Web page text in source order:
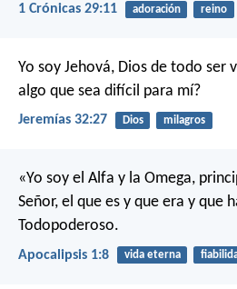
1 Crónicas 29:11 adoración reino
Yo soy Jehová, Dios de todo ser
algo que sea difícil para mí?
Jeremías 32:27 Dios milagros
«Yo soy el Alfa y la Omega,
Señor, el que es y que era y que
Todopoderoso.
Apocalipsis 1:8 vida eterna